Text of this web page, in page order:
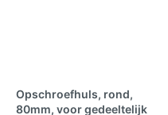
Opschroefhuls, rond,
80mm, voor gedeeltelijk